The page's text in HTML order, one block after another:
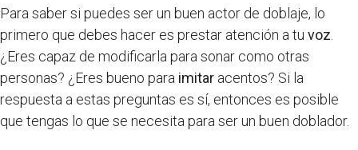
Para saber si puedes ser un buen actor de doblaje, lo
primero que debes hacer es prestar atención a tu voz
¿Eres capaz de modificarla para sonar como otras
personas? ¿Eres bueno para imitar acentos? Si la
respuesta a estas preguntas es sí, entonces es posible
que tengas lo que se necesita para ser un buen doblador.